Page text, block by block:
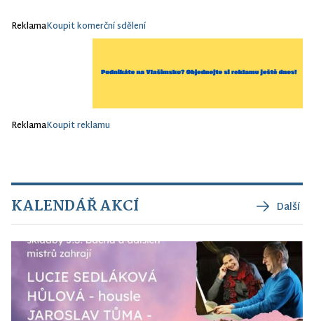
ReklamaKoupit komerční sdělení
ReklamaKoupit reklamu
KALENDÁŘ AKCÍ Další